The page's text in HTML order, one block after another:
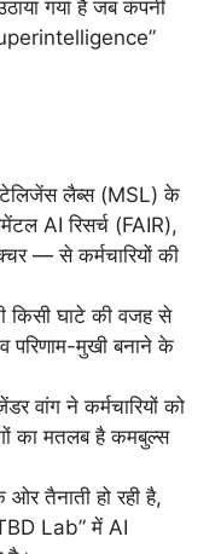
गया है जब कंपनी
लैब्स (MSL) के
AI रिसर्च (FAIR),
— से कर्मचारियों की
किसी घाटे की वजह से
परिणाम-मुखी बनाने के
वांग ने कर्मचारियों को
का मतलब है कमबुल्स
तैनाती हो रही है,
Lab” में AI